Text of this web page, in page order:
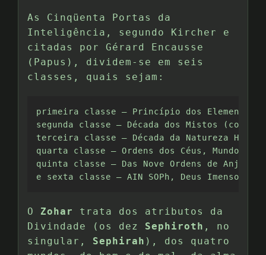
As Cinqüenta Portas da
Inteligência, segundo Kircher e
citadas por Gérard Encausse
(Papus), dividem-se em seis
classes, quais sejam:
primeira classe – Princípio dos Elementos
segunda classe – Década dos Mistos
terceira classe – Década da Natureza
quarta classe – Ordens dos Céus, Mundo
quinta classe – Das Nove Ordens de Anjos,
e sexta classe – AIN SOPh, Deus Imenso
O Zohar
trata dos atributos da
Divindade (os dez Sephiroth , no
singular, Sephirah ), dos quatro